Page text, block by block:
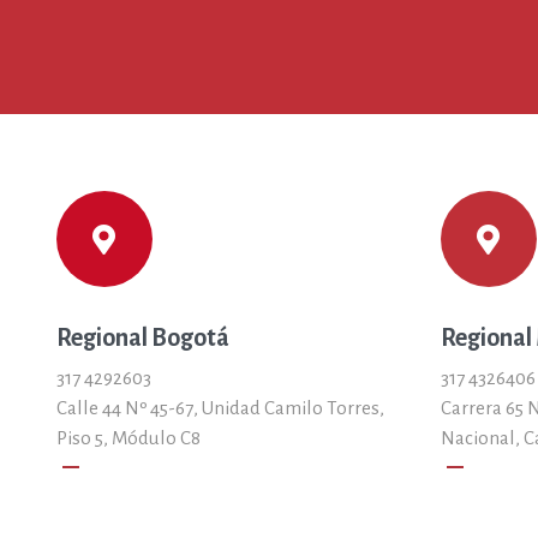
Regional Bogotá
317 4292603
Calle 44 Nº 45-67, Unidad Camilo Torres,
Piso 5, Módulo C8
remove
317 4326406
Carrera 65
Nacional,
remove